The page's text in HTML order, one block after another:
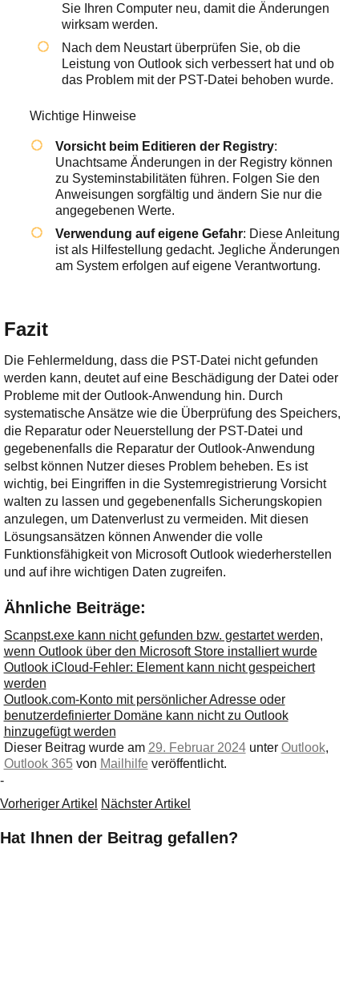
Sie Ihren Computer neu, damit die Änderungen
wirksam werden.
Nach dem Neustart überprüfen Sie, ob die
Leistung von Outlook sich verbessert hat und ob
das Problem mit der PST-Datei behoben wurde.
Wichtige Hinweise
Vorsicht beim Editieren der Registry:
Unachtsame Änderungen in der Registry können
zu Systeminstabilitäten führen. Folgen Sie den
Anweisungen sorgfältig und ändern Sie nur die
angegebenen Werte.
Verwendung auf eigene Gefahr: Diese Anleitung
ist als Hilfestellung gedacht. Jegliche Änderungen
am System erfolgen auf eigene Verantwortung.
Fazit
Die Fehlermeldung, dass die PST-Datei nicht gefunden
werden kann, deutet auf eine Beschädigung der Datei oder
Probleme mit der Outlook-Anwendung hin. Durch
systematische Ansätze wie die Überprüfung des Speichers,
die Reparatur oder Neuerstellung der PST-Datei und
gegebenenfalls die Reparatur der Outlook-Anwendung
selbst können Nutzer dieses Problem beheben. Es ist
wichtig, bei Eingriffen in die Systemregistrierung Vorsicht
walten zu lassen und gegebenenfalls Sicherungskopien
anzulegen, um Datenverlust zu vermeiden. Mit diesen
Lösungsansätzen können Anwender die volle
Funktionsfähigkeit von Microsoft Outlook wiederherstellen
und auf ihre wichtigen Daten zugreifen.
Ähnliche Beiträge:
Scanpst.exe kann nicht gefunden bzw. gestartet werden,
wenn Outlook über den Microsoft Store installiert wurde
Outlook iCloud-Fehler: Element kann nicht gespeichert
werden
Outlook.com-Konto mit persönlicher Adresse oder
benutzerdefinierter Domäne kann nicht zu Outlook
hinzugefügt werden
Dieser Beitrag wurde am 29. Februar 2024unter Outlook,
Outlook 365 von Mailhilfe veröffentlicht.
-
Vorheriger Artikel Nächster Artikel
Hat Ihnen der Beitrag gefallen?